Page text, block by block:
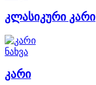
კლასიკური კარი
ნახვა
კარი